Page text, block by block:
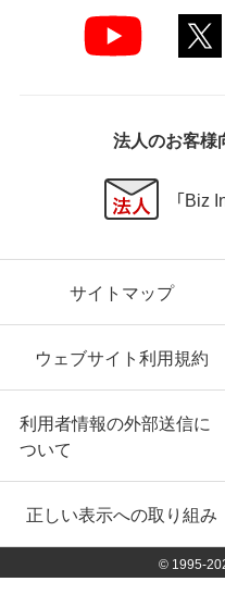
法人のお客様
「Biz
サイトマップ
ウェブサイト利用規約
利用者情報の外部送信に
ついて
正しい表示への取り組み
© 1995-